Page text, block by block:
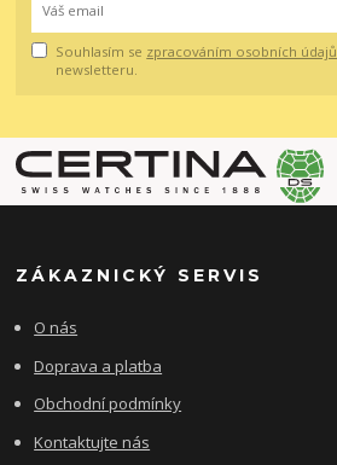
Souhlasím se zpracováním osobních údajů
newsletteru.
ZÁKAZNICKÝ SERVIS
O nás
Doprava a platba
Obchodní podmínky
Kontaktujte nás